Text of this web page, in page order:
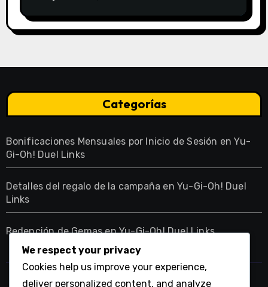
Categorías
Bonificaciones Mensuales por Inicio de Sesión en Yu-
Gi-Oh! Duel Links
Detalles del regalo de la campaña en Yu-Gi-Oh! Duel
Links
Redención de Gemas en Yu-Gi-Oh! Duel Links
We respect your privacy
Cookies help us improve your experience,
deliver personalized content, and analyze